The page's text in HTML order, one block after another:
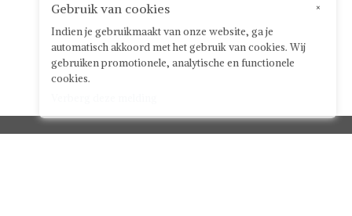
×
Gebruik van cookies
Indien je gebruikmaakt van onze website, ga je
automatisch akkoord met het gebruik van cookies. Wij
gebruiken promotionele, analytische en functionele
cookies.